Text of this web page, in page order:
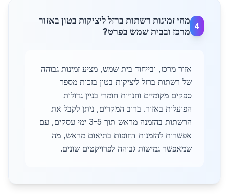
4
מהי זמינות רשתות ברזל ליציקות בטון באזור
מרכז ובבית שמש בפרט?
אזור מרכז, ובייחוד בית שמש, מציע זמינות גבוהה
של רשתות ברזל ליציקות בטון בזכות מספר
ספקים מקומיים וחנויות חומרי בניין גדולות
הפועלות באזור. ברוב המקרים, ניתן לקבל את
הרשתות בהזמנה מראש תוך 3-5 ימי עסקים, עם
אפשרות להזמנות דחופות בתיאום מראש, מה
שמאפשר גמישות גבוהה לפרויקטים שונים.